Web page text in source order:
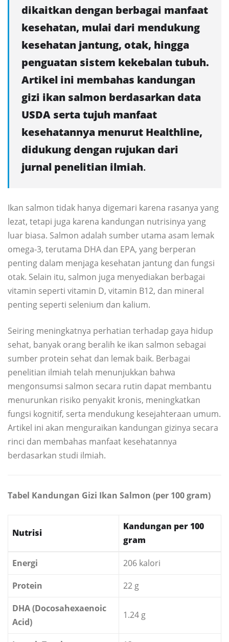
dikaitkan dengan berbagai manfaat
kesehatan, mulai dari mendukung
kesehatan jantung, otak, hingga
penguatan sistem kekebalan tubuh.
Artikel ini membahas kandungan
gizi ikan salmon berdasarkan data
USDA serta tujuh manfaat
kesehatannya menurut Healthline,
didukung dengan rujukan dari
jurnal penelitian ilmiah.
Ikan salmon tidak hanya digemari karena rasanya yang
lezat, tetapi juga karena kandungan nutrisinya yang
luar biasa. Salmon adalah sumber utama asam lemak
omega-3, terutama DHA dan EPA, yang berperan
penting dalam menjaga kesehatan jantung dan fungsi
otak. Selain itu, salmon juga menyediakan berbagai
vitamin seperti vitamin D, vitamin B12, dan mineral
penting seperti selenium dan kalium.
Seiring meningkatnya perhatian terhadap gaya hidup
sehat, banyak orang beralih ke ikan salmon sebagai
sumber protein sehat dan lemak baik. Berbagai
penelitian ilmiah telah menunjukkan bahwa
mengonsumsi salmon secara rutin dapat membantu
menurunkan risiko penyakit kronis, meningkatkan
fungsi kognitif, serta mendukung kesejahteraan umum.
Artikel ini akan menguraikan kandungan gizinya secara
rinci dan membahas manfaat kesehatannya
berdasarkan studi ilmiah.
Tabel Kandungan Gizi Ikan Salmon (per 100 gram)
Nutrisi
Kandungan per 100
gram
Energi
206 kalori
Protein
22 g
DHA (Docosahexaenoic
Acid)
1.24 g